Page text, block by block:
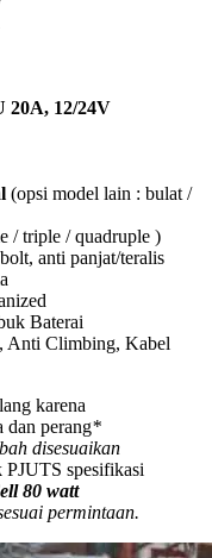
20A, 12/24V
(opsi model lain : bulat /
/ triple / quadruple )
anti panjat/teralis
Baterai
Anti Climbing, Kabel
karena
dan perang*
disesuaikan
PJUTS spesifikasi
80 watt
permintaan.